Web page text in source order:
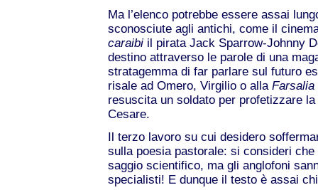
Ma l’elenco potrebbe essere assai
sconosciute agli antichi, come il
caraibi il pirata Jack Sparrow-Johnny
destino attraverso le parole di una
stratagemma di far parlare sul futuro
risale ad Omero, Virgilio o alla Farsalia
resuscita un soldato per profetizzare
Cesare.
Il terzo lavoro su cui desidero
sulla poesia pastorale: si consideri
saggio scientifico, ma gli anglofoni
specialisti! E dunque il testo è assai